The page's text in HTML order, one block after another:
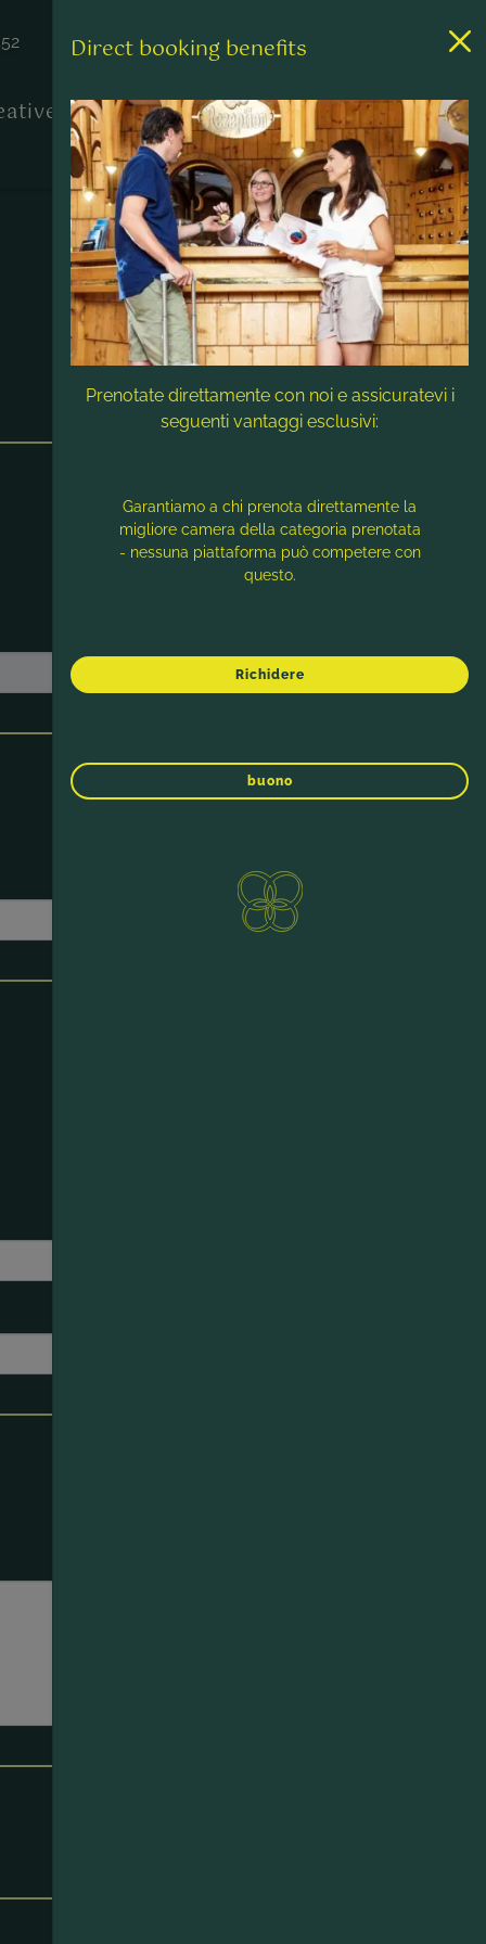
Contatto & Assistenza
Direct booking benefits
Prenotate direttamente con noi e assicuratevi i
seguenti vantaggi esclusivi:
Garantiamo a chi prenota direttamente la
migliore camera della categoria prenotata
- nessuna piattaforma può competere con
questo.
Richidere
buono